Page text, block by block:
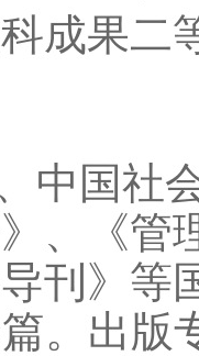
成果二
中国社
、《管
刊》等
。出版